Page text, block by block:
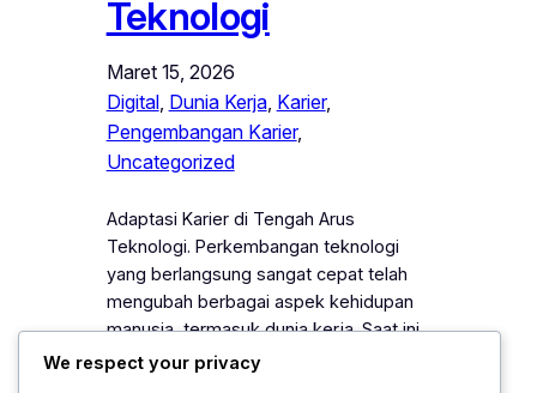
Teknologi
Maret 15, 2026
Digital, Dunia Kerja, Karier
Pengembangan Karier
Uncategorized
Adaptasi Karier di Tengah Arus
Teknologi. Perkembangan teknologi
yang berlangsung sangat cepat telah
mengubah berbagai aspek kehidupan
manusia, termasuk dunia kerja. Saat ini,
banyak pekerjaan mengalami
We respect your privacy